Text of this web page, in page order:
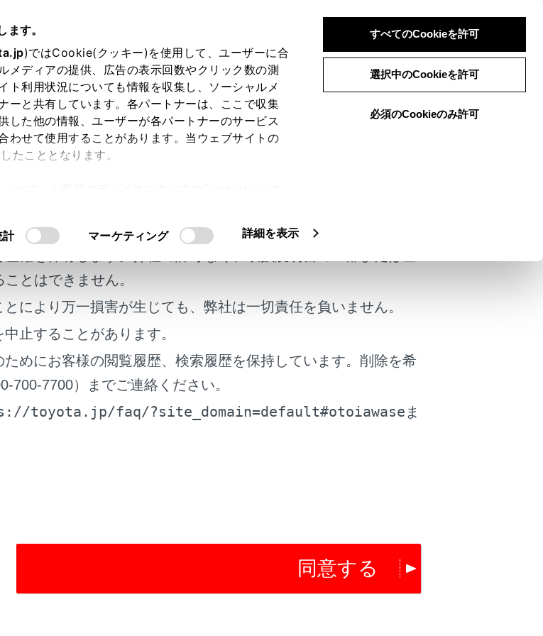
す。
)ではCookie(クッキー)を使用して、ユーザーに合
メディアの提供、広告の表示回数やクリック数の測
ト利用状況についても情報を収集し、ソーシャルメ
ーと共有しています。各パートナーは、ここで収集
した他の情報、ユーザーが各パートナーのサービス
わせて使用することがあります。当ウェブサイトの
たこととなります。
計 マーケティング 詳細を表示
すべてのCookieを許可
選択中のCookieを許可
必須のCookieのみ許可
ーの交換
このページは役に立ちましたか？
しない場合があります。
とはできません。
により万一損害が生じても、弊社は一切責任を負いません。
止することがあります。
めにお客様の閲覧履歴、検索履歴を保持しています。削除を希
700-7700）までご連絡ください。
toyota.jp/faq/?site_domain=default#otoiawase ま
同意する